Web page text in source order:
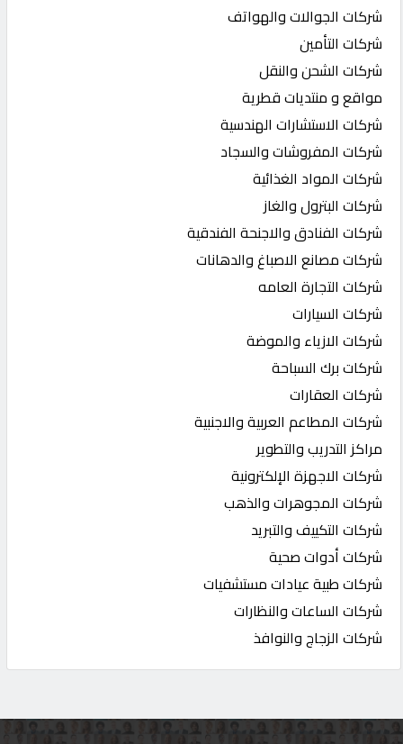
شركات الجوالات والهواتف
شركات التأمين
شركات الشحن والنقل
مواقع و منتديات قطرية
شركات الاستشارات الهندسية
شركات المفروشات والسجاد
شركات المواد الغذائية
شركات البترول والغاز
شركات الفنادق والاجنحة الفندقية
شركات مصانع الاصباغ والدهانات
شركات التجارة العامه
شركات السيارات
شركات الازياء والموضة
شركات برك السباحة
شركات العقارات
شركات المطاعم العربية والاجنبية
مراكز التدريب والتطوير
شركات الاجهزة الإلكترونية
شركات المجوهرات والذهب
شركات التكييف والتبريد
شركات أدوات صحية
شركات طبية عيادات مستشفيات
شركات الساعات والنظارات
شركات الزجاج والنوافذ